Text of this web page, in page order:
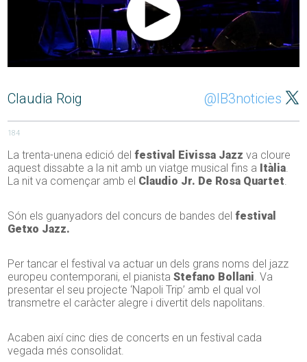
Claudia Roig @IB3noticies
184
La trenta-unena edició delfestival Eivissa Jazzva cloure
aquest dissabte a la nit amb un viatge musical fins a Itàlia.
La nit va començar amb el Claudio Jr. De Rosa Quartet.
Són els guanyadors del concurs de bandes delfestival
Getxo Jazz.
Per tancar el festival va actuar un dels grans noms del jazz
europeu contemporani, el pianistaStefano Bollani. Va
presentar el seu projecte ‘Napoli Trip’ amb el qual vol
transmetre el caràcter alegre i divertit dels napolitans.
Acaben així cinc dies de concerts en un festival cada
vegada més consolidat.